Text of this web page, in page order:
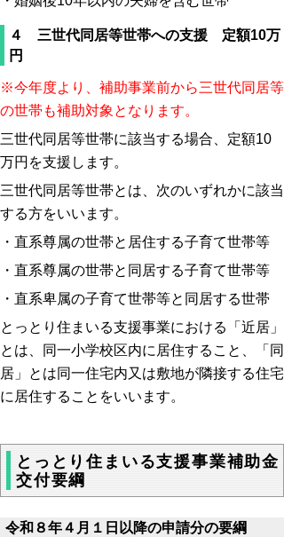
４ 三世代同居等世帯への支援 定額10万
円
※今年度より、補助事業前から三世代同居等
の世帯も補助対象となります。
三世代同居等世帯に該当する場合、定額10
万円を支援します。
三世代同居等世帯とは、次のいずれかに該当
する方をいいます。
・直系尊属の世帯と居住する子育て世帯等
・直系尊属の世帯と同居する子育て世帯等
・直系卑属の子育て世帯等と同居する世帯
とっとり住まいる支援事業における「近居」
とは、同一小学校区内に居住すること、「同
居」とは同一住宅内又は敷地が隣接する住宅
に居住することをいいます。
とっとり住まいる支援事業補助金
交付要綱
令和８年４月１日以降の申請分の要綱